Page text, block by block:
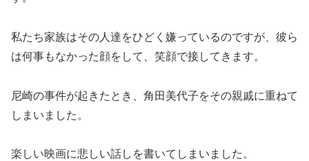
私たち家族はその人達をひどく嫌っているのですが、彼ら
は何事もなかった顔をして、笑顔で接してきます。
尼崎の事件が起きたとき、角田美代子をその親戚に重ねて
しまいました。
楽しい映画に悲しい話しを書いてしまいました。